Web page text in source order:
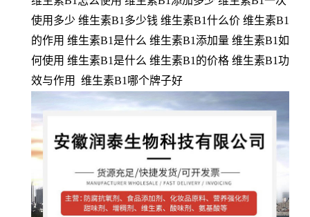
使用多少 维生素B1多少钱 维生素B1什么价 维生素B1
的作用 维生素B1是什么 维生素B1添加量 维生素B1如
何使用 维生素B1是什么 维生素B1的价格 维生素B1功
效与作用 维生素B1哪个牌子好